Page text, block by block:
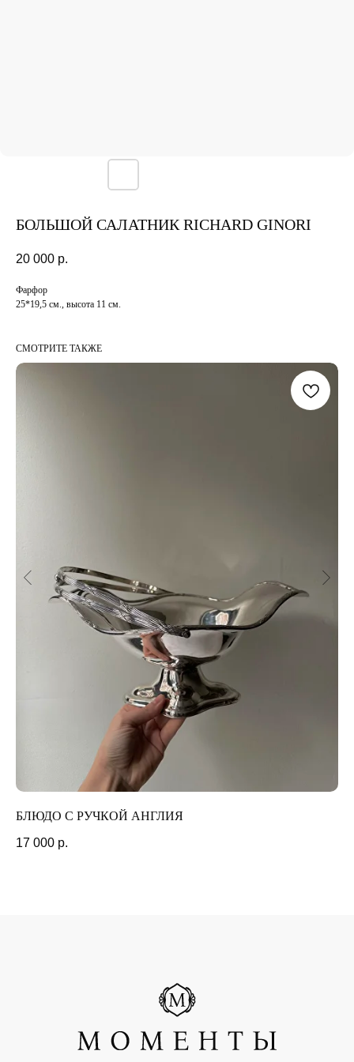
БОЛЬШОЙ САЛАТНИК RICHARD GINORI
20 000 р.
Фарфор
25*19,5 см., высота 11 см.
СМОТРИТЕ ТАКЖЕ
БЛЮДО С РУЧКОЙ АНГЛИЯ
17 000 р.
PINTEREST
TELEGRAM
*Признана экстремистской
организацией и запрещена в РФ
РАЗРАБОТКА САЙТА